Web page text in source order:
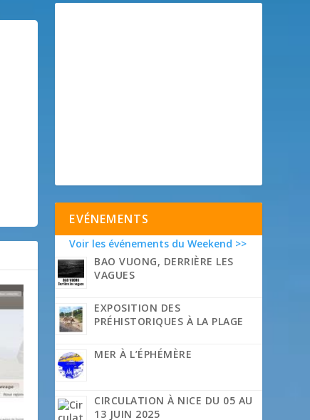
EVÉNEMENTS
Voir les événements du Weekend >>
BAO VUONG, DERRIÈRE LES
VAGUES
EXPOSITION DES
PRÉHISTORIQUES À LA PLAGE
MER À L’ÉPHÉMÈRE
CIRCULATION À NICE DU 05 AU
13 JUIN 2025